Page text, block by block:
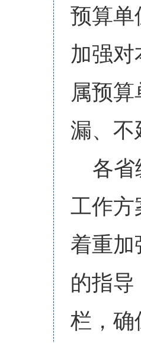
预算
加强
属预
漏、
各
工作
着重
的指
栏，